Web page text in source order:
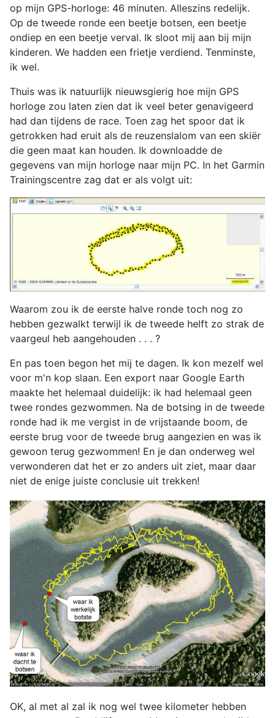
op mijn GPS-horloge: 46 minuten. Alleszins redelijk.
Op de tweede ronde een beetje botsen, een beetje
ondiep en een beetje verval. Ik sloot mij aan bij mijn
kinderen. We hadden een frietje verdiend. Tenminste,
ik wel.
Thuis was ik natuurlijk nieuwsgierig hoe mijn GPS
horloge zou laten zien dat ik veel beter genavigeerd
had dan tijdens de race. Toen zag het spoor dat ik
getrokken had eruit als de reuzenslalom van een skiër
die geen maat kan houden. Ik downloadde de
gegevens van mijn horloge naar mijn PC. In het Garmin
Trainingscentre zag dat er als volgt uit:
Waarom zou ik de eerste halve ronde toch nog zo
hebben gezwalkt terwijl ik de tweede helft zo strak de
vaargeul heb aangehouden . . . ?
En pas toen begon het mij te dagen. Ik kon mezelf wel
voor m'n kop slaan. Een export naar Google Earth
maakte het helemaal duidelijk: ik had helemaal geen
twee rondes gezwommen. Na de botsing in de tweede
ronde had ik me vergist in de vrijstaande boom, de
eerste brug voor de tweede brug aangezien en was ik
gewoon terug gezwommen! En je dan onderweg wel
verwonderen dat het er zo anders uit ziet, maar daar
niet de enige juiste conclusie uit trekken!
OK, al met al zal ik nog wel twee kilometer hebben